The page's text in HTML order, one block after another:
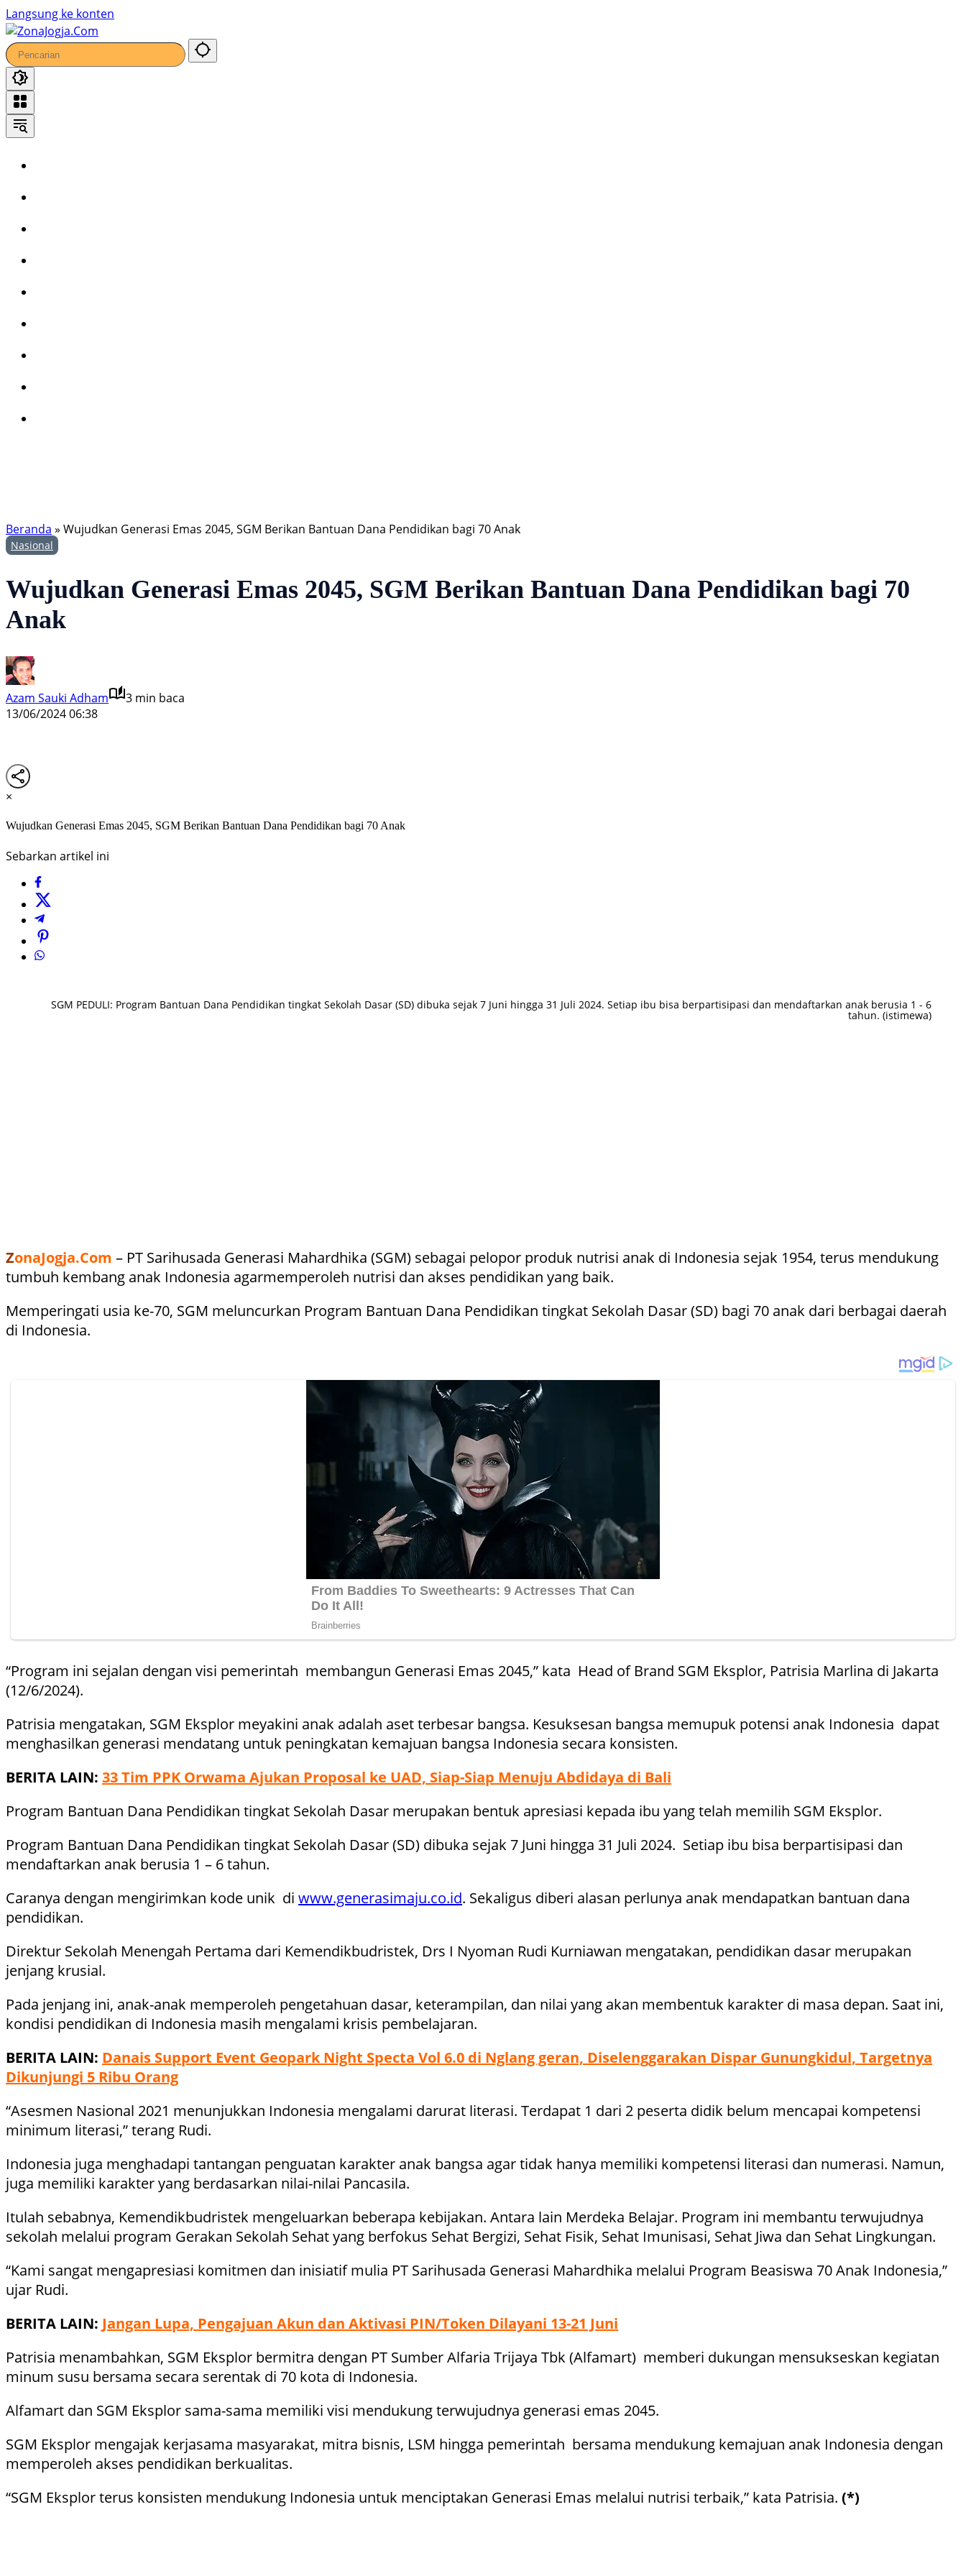
Langsung ke konten
Beranda » Wujudkan Generasi Emas 2045, SGM Berikan Bantuan Dana Pendidikan bagi 70 Anak
Nasional
Wujudkan Generasi Emas 2045, SGM Berikan Bantuan Dana Pendidikan bagi 70
Anak
Azam Sauki Adham
3 min baca
13/06/2024 06:38
×
Wujudkan Generasi Emas 2045, SGM Berikan Bantuan Dana Pendidikan bagi 70 Anak
Sebarkan artikel ini
SGM PEDULI: Program Bantuan Dana Pendidikan tingkat Sekolah Dasar (SD) dibuka sejak 7 Juni hingga 31 Juli 2024. Setiap ibu bisa berpartisipasi dan mendaftarkan anak berusia 1 - 6
tahun. (istimewa)
ZonaJogja.Com – PT Sarihusada Generasi Mahardhika (SGM) sebagai pelopor produk nutrisi anak di Indonesia sejak 1954, terus mendukung
tumbuh kembang anak Indonesia agarmemperoleh nutrisi dan akses pendidikan yang baik.
Memperingati usia ke-70, SGM meluncurkan Program Bantuan Dana Pendidikan tingkat Sekolah Dasar (SD) bagi 70 anak dari berbagai daerah
di Indonesia.
“Program ini sejalan dengan visi pemerintah membangun Generasi Emas 2045,” kata Head of Brand SGM Eksplor, Patrisia Marlina di Jakarta
(12/6/2024).
Patrisia mengatakan, SGM Eksplor meyakini anak adalah aset terbesar bangsa. Kesuksesan bangsa memupuk potensi anak Indonesia dapat
menghasilkan generasi mendatang untuk peningkatan kemajuan bangsa Indonesia secara konsisten.
BERITA LAIN: 33 Tim PPK Orwama Ajukan Proposal ke UAD, Siap-Siap Menuju Abdidaya di Bali
Program Bantuan Dana Pendidikan tingkat Sekolah Dasar merupakan bentuk apresiasi kepada ibu yang telah memilih SGM Eksplor.
Program Bantuan Dana Pendidikan tingkat Sekolah Dasar (SD) dibuka sejak 7 Juni hingga 31 Juli 2024. Setiap ibu bisa berpartisipasi dan
mendaftarkan anak berusia 1 – 6 tahun.
Caranya dengan mengirimkan kode unik di www.generasimaju.co.id. Sekaligus diberi alasan perlunya anak mendapatkan bantuan dana
pendidikan.
Direktur Sekolah Menengah Pertama dari Kemendikbudristek, Drs I Nyoman Rudi Kurniawan mengatakan, pendidikan dasar merupakan
jenjang krusial.
Pada jenjang ini, anak-anak memperoleh pengetahuan dasar, keterampilan, dan nilai yang akan membentuk karakter di masa depan. Saat ini,
kondisi pendidikan di Indonesia masih mengalami krisis pembelajaran.
BERITA LAIN: Danais Support Event Geopark Night Specta Vol 6.0 di Nglang geran, Diselenggarakan Dispar Gunungkidul, Targetnya
Dikunjungi 5 Ribu Orang
“Asesmen Nasional 2021 menunjukkan Indonesia mengalami darurat literasi. Terdapat 1 dari 2 peserta didik belum mencapai kompetensi
minimum literasi,” terang Rudi.
Indonesia juga menghadapi tantangan penguatan karakter anak bangsa agar tidak hanya memiliki kompetensi literasi dan numerasi. Namun,
juga memiliki karakter yang berdasarkan nilai-nilai Pancasila.
Itulah sebabnya, Kemendikbudristek mengeluarkan beberapa kebijakan. Antara lain Merdeka Belajar. Program ini membantu terwujudnya
sekolah melalui program Gerakan Sekolah Sehat yang berfokus Sehat Bergizi, Sehat Fisik, Sehat Imunisasi, Sehat Jiwa dan Sehat Lingkungan.
“Kami sangat mengapresiasi komitmen dan inisiatif mulia PT Sarihusada Generasi Mahardhika melalui Program Beasiswa 70 Anak Indonesia,”
ujar Rudi.
BERITA LAIN: Jangan Lupa, Pengajuan Akun dan Aktivasi PIN/Token Dilayani 13-21 Juni
Patrisia menambahkan, SGM Eksplor bermitra dengan PT Sumber Alfaria Trijaya Tbk (Alfamart) memberi dukungan mensukseskan kegiatan
minum susu bersama secara serentak di 70 kota di Indonesia.
Alfamart dan SGM Eksplor sama-sama memiliki visi mendukung terwujudnya generasi emas 2045.
SGM Eksplor mengajak kerjasama masyarakat, mitra bisnis, LSM hingga pemerintah bersama mendukung kemajuan anak Indonesia dengan
memperoleh akses pendidikan berkualitas.
“SGM Eksplor terus konsisten mendukung Indonesia untuk menciptakan Generasi Emas melalui nutrisi terbaik,” kata Patrisia. (*)